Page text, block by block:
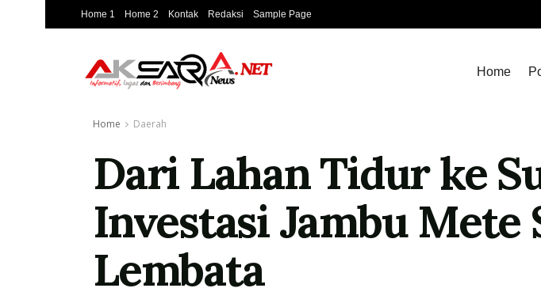
Home 1 Home 2 Kontak Redaksi Sample Page
Home
Home Daerah
Dari Lahan Tidur ke
Investasi Jambu Mete
Lembata